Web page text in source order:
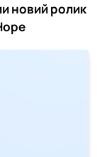
новий ролик